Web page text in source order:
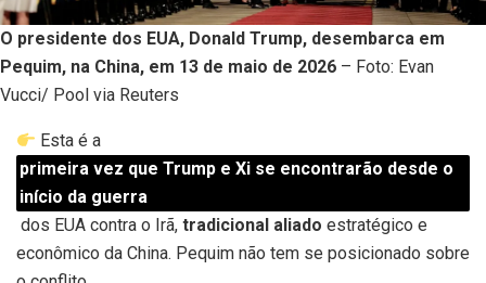
O presidente dos EUA, Donald Trump, desembarca em
Pequim, na China, em 13 de maio de 2026 – Foto: Evan
Vucci/ Pool via Reuters
Esta é a
primeira vez que Trump e Xi se encontrarão desde o
início da guerra
dos EUA contra o Irã, tradicional aliado estratégico e
econômico da China. Pequim não tem se posicionado sobre